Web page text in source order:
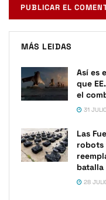
MÁS LEIDAS
Así es
que
el
31
Las
robots
28